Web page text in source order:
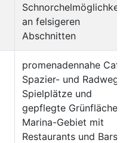
an felsigeren
Abschnitten
promenadennahe
Spazier- und Radwege,
Spielplätze und
gepflegte Grünflächen;
Marina-Gebiet mit
Restaurants und Bars